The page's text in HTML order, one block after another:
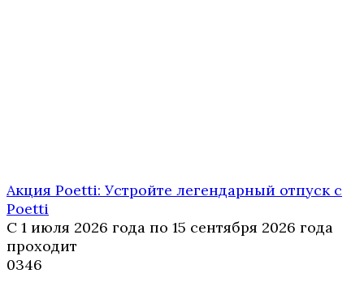
Акция Poetti: Устройте легендарный отпуск с
Poetti
С 1 июля 2026 года по 15 сентября 2026 года
проходит
0346